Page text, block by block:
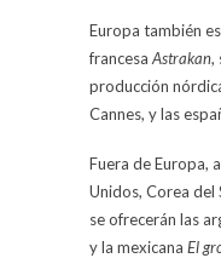
Europa también
francesa Astrakan,
producción
Cannes, y las
Fuera de Europa,
Unidos, Corea del
se ofrecerán las
y la mexicana El